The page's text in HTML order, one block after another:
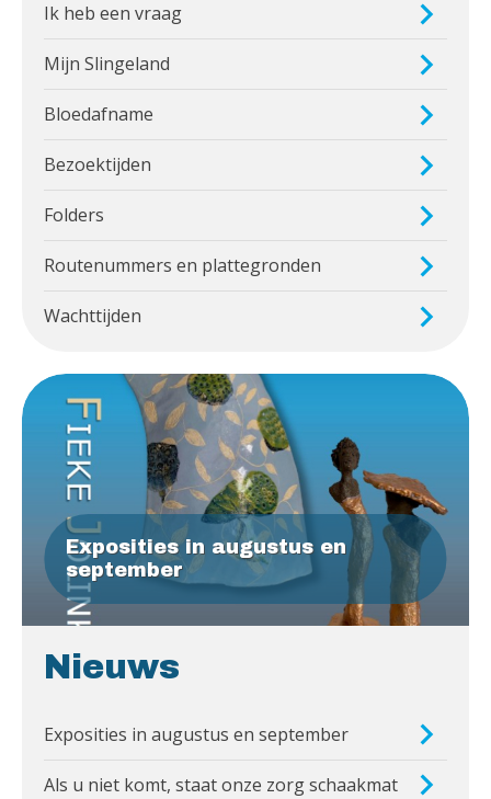
Ik heb een vraag
Mijn Slingeland
Bloedafname
Bezoektijden
Folders
Routenummers en plattegronden
Wachttijden
Exposities in augustus en
september
Nieuws
Exposities in augustus en september
Als u niet komt, staat onze zorg schaakmat